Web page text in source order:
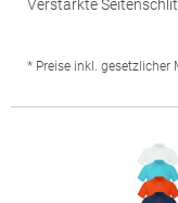
Verstärkte
Melange: 98%
Baumwolle / 15%
* Preise inkl. gesetzlicher